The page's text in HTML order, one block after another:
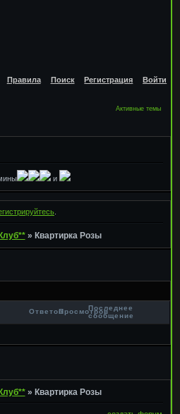
Правила Поиск Регистрация Войти
Активные темы
и
.
» Квартирка Розы
ОтветовПросмотровПоследнее
сообщение
» Квартирка Розы